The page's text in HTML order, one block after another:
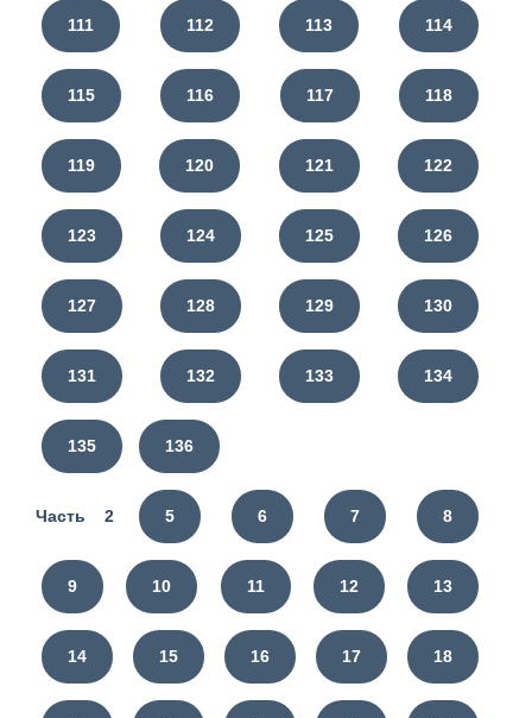
111 112 113 114
115 116 117 118
119 120 121 122
123 124 125 126
127 128 129 130
131 132 133 134
135 136
Часть 2 5 6 7 8
9 10 11 12 13
14 15 16 17 18